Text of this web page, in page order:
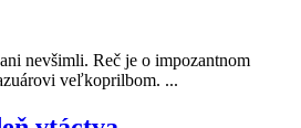
nevšimli. Reč je o impozantnom
veľkoprilbom. ...